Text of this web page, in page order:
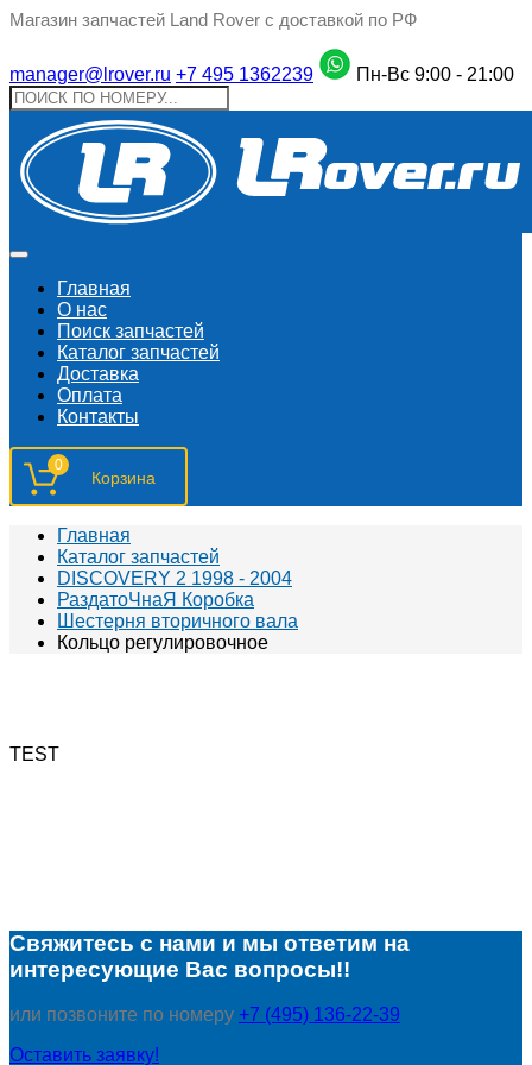
Магазин запчастей Land Rover с доставкой по РФ
manager@lrover.ru +7 495 1362239 Пн-Вс 9:00 - 21:00
Главная
О нас
Поиск запчастeй
Каталог запчастей
Доставка
Оплата
Контакты
0
Главная
Каталог запчастей
DISCOVERY 2 1998 - 2004
РаздатоЧнаЯ Коробка
Шестерня вторичного вала
Кольцо регулировочное
TEST
Свяжитесь с нами и мы ответим на
интересующие Вас вопросы!!
или позвоните по номеру +7 (495) 136-22-39
Оставить заявку!